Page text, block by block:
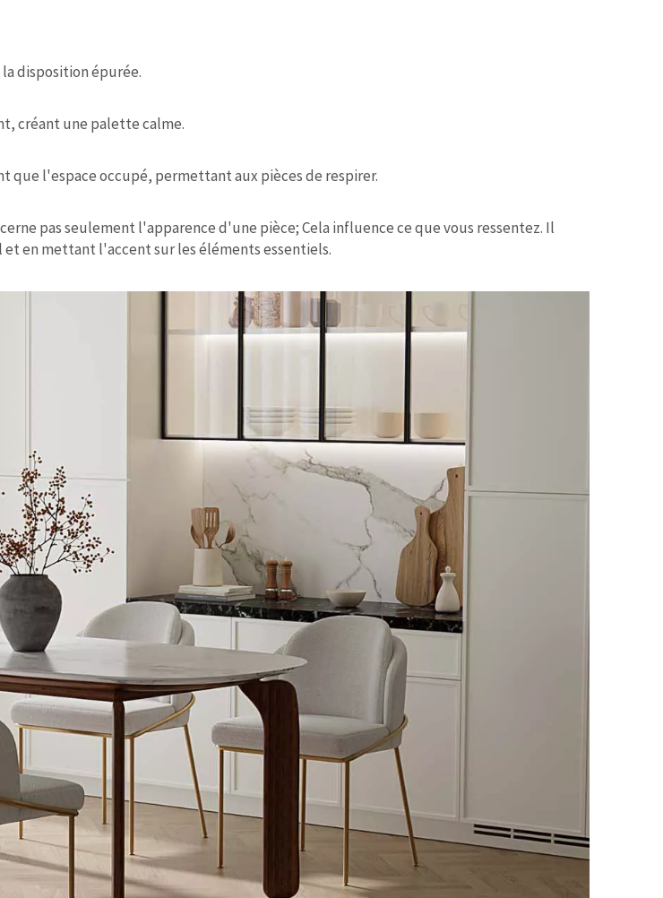
disposition épurée.
créant une palette calme.
l'espace occupé, permettant aux pièces de respirer.
pas seulement l'apparence d'une pièce; Cela influence ce que vous ressentez. Il
en mettant l'accent sur les éléments essentiels.